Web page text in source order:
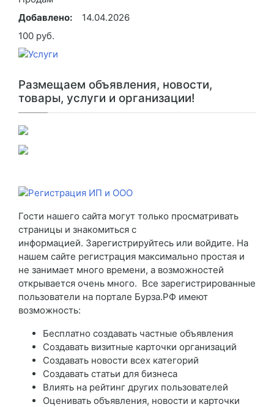
Добавлено:
14.04.2026
100 руб.
Размещаем объявления, новости,
товары, услуги и организации!
Гости нашего сайта могут только просматривать
страницы и знакомиться с
информацией. Зарегистрируйтесь или войдите. На
нашем сайте регистрация максимально простая и
не занимает много времени, а возможностей
открывается очень много. Все зарегистрированные
пользователи на портале Бурза.РФ имеют
возможность:
Бесплатно создавать частные объявления
Создавать визитные карточки организаций
Создавать новости всех категорий
Создавать статьи для бизнеса
Влиять на рейтинг других пользователей
Оценивать объявления, новости и карточки